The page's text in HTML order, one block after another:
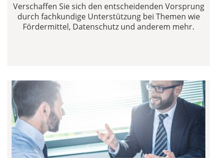
Verschaffen Sie sich den entscheidenden Vorsprung
durch fachkundige Unterstützung bei Themen wie
Fördermittel, Datenschutz und anderem mehr.